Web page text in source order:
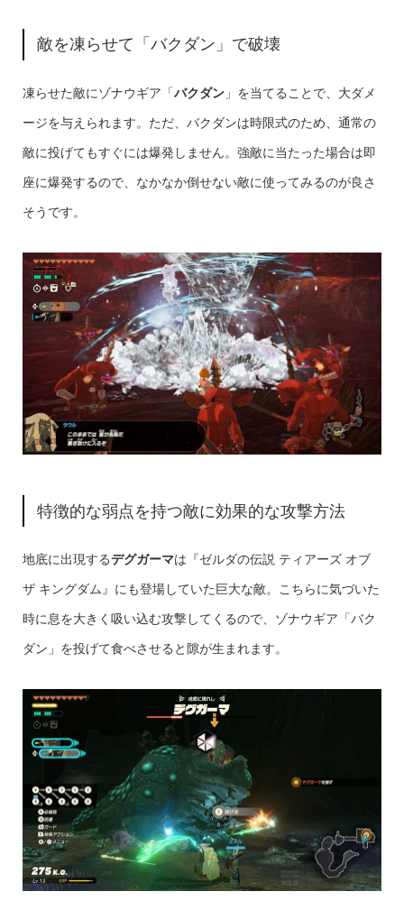
敵を凍らせて「バクダン」で破壊
凍らせた敵にゾナウギア「バクダン」を当てることで、大ダメ
ージを与えられます。ただ、バクダンは時限式のため、通常の
敵に投げてもすぐには爆発しません。強敵に当たった場合は即
座に爆発するので、なかなか倒せない敵に使ってみるのが良さ
そうです。
特徴的な弱点を持つ敵に効果的な攻撃方法
地底に出現するデグガーマは『ゼルダの伝説 ティアーズ オブ
ザ キングダム』にも登場していた巨大な敵。こちらに気づいた
時に息を大きく吸い込む攻撃してくるので、ゾナウギア「バク
ダン」を投げて食べさせると隙が生まれます。